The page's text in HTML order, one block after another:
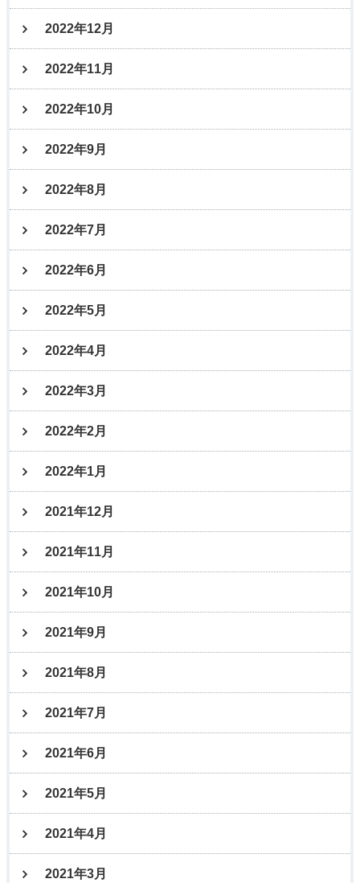
2022年12月
2022年11月
2022年10月
2022年9月
2022年8月
2022年7月
2022年6月
2022年5月
2022年4月
2022年3月
2022年2月
2022年1月
2021年12月
2021年11月
2021年10月
2021年9月
2021年8月
2021年7月
2021年6月
2021年5月
2021年4月
2021年3月